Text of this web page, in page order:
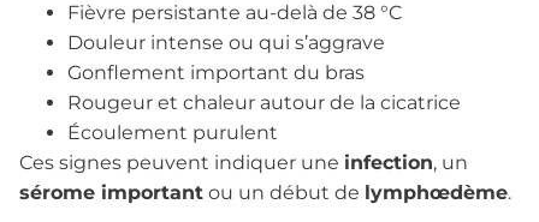
Fièvre persistante au-delà de 38 °C
Douleur intense ou qui s’aggrave
Gonflement important du bras
Rougeur et chaleur autour de la cicatrice
Écoulement purulent
Ces signes peuvent indiquer une infection, un
sérome important ou un début de lymphœdème.